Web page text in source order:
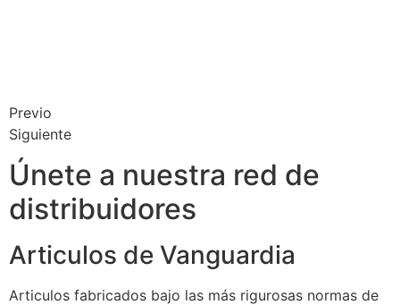
Previo
Siguiente
Únete a nuestra red de
distribuidores
Articulos de Vanguardia
Articulos fabricados bajo las más rigurosas normas de